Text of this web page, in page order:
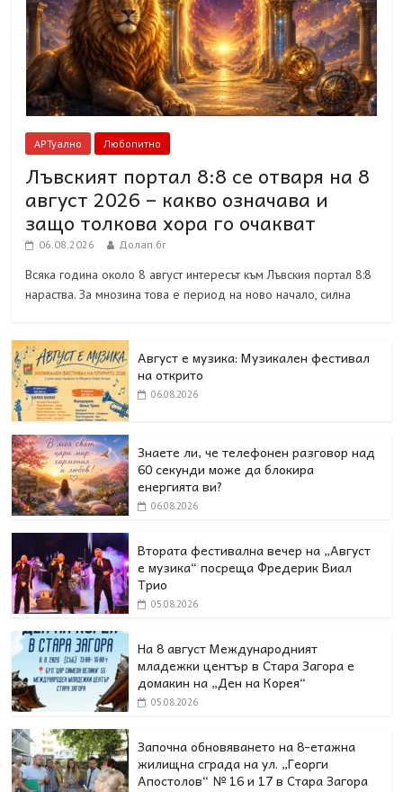
АРТуално Любопитно
Лъвският портал 8:8 се отваря на 8
август 2026 – какво означава и
защо толкова хора го очакват
06.08.2026 Долап.бг
Всяка година около 8 август интересът към Лъвския портал 8:8
нараства. За мнозина това е период на ново начало, силна
Август е музика: Музикален фестивал
на открито
06.08.2026
Знаете ли, че телефонен разговор над
60 секунди може да блокира
енергията ви?
06.08.2026
Втората фестивална вечер на „Август
е музика“ посреща Фредерик Виал
Трио
05.08.2026
На 8 август Международният
младежки център в Стара Загора е
домакин на „Ден на Корея“
05.08.2026
Започна обновяването на 8-етажна
жилищна сграда на ул. „Георги
Апостолов“ № 16 и 17 в Стара Загора